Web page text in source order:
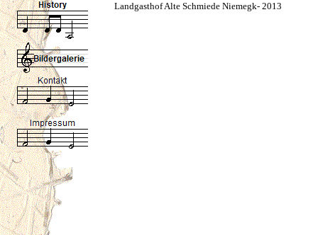
Landgasthof Alte Schmiede Niemegk- 2013